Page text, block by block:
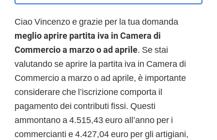
Ciao Vincenzo e grazie per la tua domanda
meglio aprire partita iva in Camera di
Commercio a marzo o ad aprile. Se stai
valutando se aprire la partita iva in Camera di
Commercio a marzo o ad aprile, è importante
considerare che l’iscrizione comporta il
pagamento dei contributi fissi. Questi
ammontano a 4.515,43 euro all’anno per i
commercianti e 4.427,04 euro per gli artigiani,